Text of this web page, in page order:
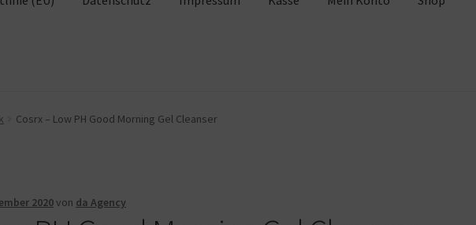
Datenschutz Impressum Kasse
Cosrx – Low PH Good Morning Gel Cleanser
2020von da Agency